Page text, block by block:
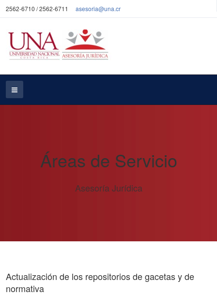
2562-6710 / 2562-6711 asesoria@una.cr
Áreas de Servicio
Asesoría Jurídica
Actualización de los repositorios de gacetas y de
normativa